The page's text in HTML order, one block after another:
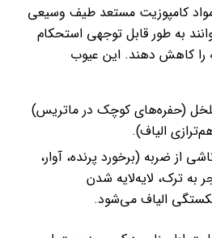
مواد کامپوزیت مستعد طیف وسیعی
به طور قابل توجهی استحکام
را کاهش دهند. این عیوب
(حفره‌های کوچک در ماتریس)
الیاف).
از ضربه (برخورد پرنده، آوار،
به ترک، لایه‌لایه شدن